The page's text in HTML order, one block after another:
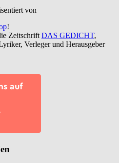
von
!
Zeitschrift DAS GEDICHT,
Verleger und Herausgeber